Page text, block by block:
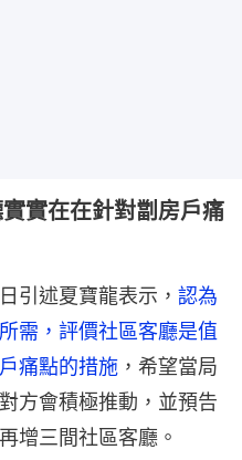
實在在針對劏房戶痛
引述夏寶龍表示， 認為
需，評價社區客廳是值
痛點的措施 ，希望當局
方會積極推動，並預告
增三間社區客廳。